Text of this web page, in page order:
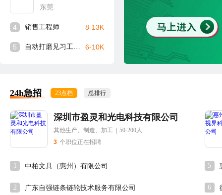
东莞
4 销售工程师 8-13K
5 自动打磨见习工程师 6-10K
24h急招 23点档 总排行
深圳市盈灵和光电科技有限公司
其他生产、制造、加工
50-200人
3 个职位正在招聘
1 中柏文具（惠州）有限公司
2 广东自强链条链轮技术服务有限公司
5
6